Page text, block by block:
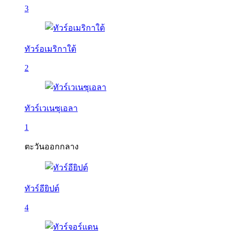
3
ทัวร์อเมริกาใต้
2
ทัวร์เวเนซุเอลา
1
ตะวันออกกลาง
ทัวร์อียิปต์
4